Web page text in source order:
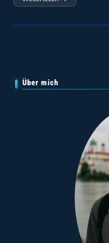
Neon
–
Über mich